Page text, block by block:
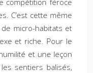
compétition féroce
C’est cette même
micro-habitats et
et riche. Pour le
et une leçon
sentiers balisés,